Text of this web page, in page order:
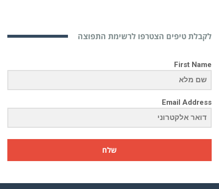
לקבלת טיפים הצטרפו לרשימת התפוצה
First Name
Email Address
שלח